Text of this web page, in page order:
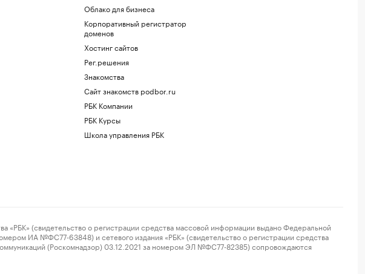
Облако для бизнеса
Корпоративный регистратор
доменов
Хостинг сайтов
Рег.решения
Знакомства
Сайт знакомств podbor.ru
РБК Компании
РБК Курсы
Школа управления РБК
(свидетельство о регистрации средства массовой информации выдано Федеральной
ИА №ФС77-63848) и сетевого издания «РБК» (свидетельство о регистрации средства
(Роскомнадзор) 03.12.2021 за номером ЭЛ №ФС77-82385) сопровождаются